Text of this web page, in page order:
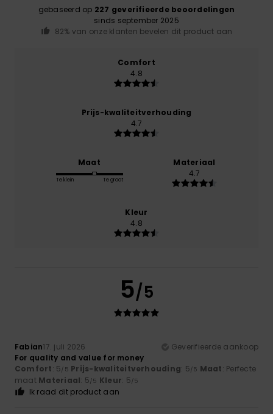
gebaseerd op 227 geverifieerde beoordelingen
sinds september 2025
82% van onze klanten bevelen dit product aan
Comfort
4.8
Prijs-kwaliteitverhouding
4.7
Maat
Te klein Te groot
Materiaal
4.7
Kleur
4.8
5/5
Fabian17. juli 2026
Geverifieerde aankoop
For quality and value for money
Comfort: 5/5 Prijs-kwaliteitverhouding: 5/5 Maat: Perfecte
maat Materiaal: 5/5 Kleur: 5/5
Ik raad dit product aan